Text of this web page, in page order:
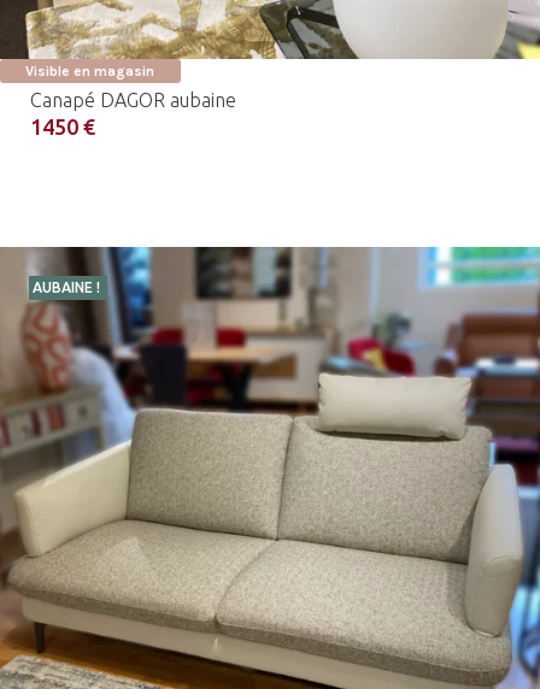
Visible en magasin
Canapé DAGOR aubaine
1450 €
AUBAINE !